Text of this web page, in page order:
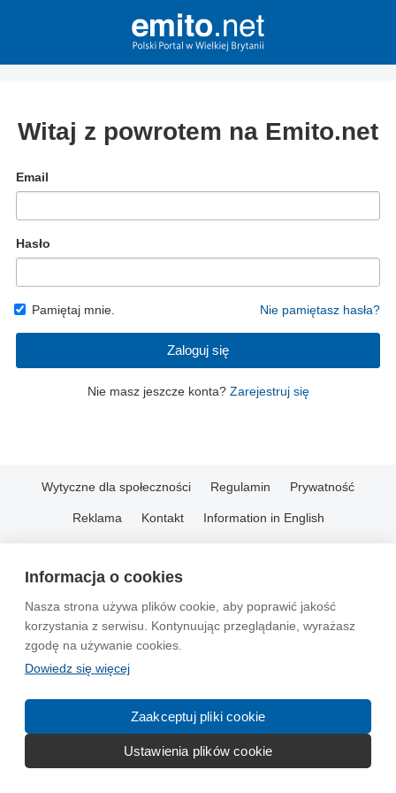
Informacja o cookies
Nasza strona używa plików cookie, aby poprawić jakość
korzystania z serwisu. Kontynuując przeglądanie, wyrażasz
zgodę na używanie cookies.
Dowiedz się więcej
Zaakceptuj pliki cookie
Ustawienia plików cookie
Witaj z powrotem na Emito.net
Email
Hasło
Pamiętaj mnie. Nie pamiętasz hasła?
Zaloguj się
Nie masz jeszcze konta? Zarejestruj się
Wytyczne dla społeczności Regulamin Prywatność
Reklama Kontakt Information in English